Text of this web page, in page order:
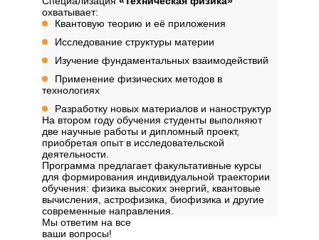
охватывает:
Квантовую теорию и её приложения
Исследование структуры материи
Изучение фундаментальных взаимодействий
Применение физических методов в
технологиях
Разработку новых материалов и наноструктур
На втором году обучения студенты выполняют
две научные работы и дипломный проект,
приобретая опыт в исследовательской
деятельности.
Программа предлагает факультативные курсы
для формирования индивидуальной траектории
обучения: физика высоких энергий, квантовые
вычисления, астрофизика, биофизика и другие
современные направления.
Мы ответим на все
ваши вопросы!